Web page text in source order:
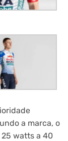
a marca, o
watts a 40